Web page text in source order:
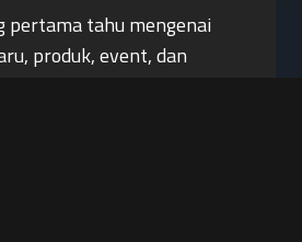
pertama tahu mengenai
produk, event, dan